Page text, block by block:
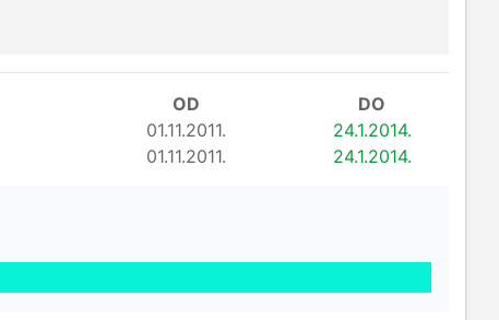
OD
DO
01.11.2011.
24.1.2014.
01.11.2011. 24.1.2014.